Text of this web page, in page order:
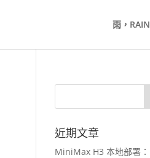
雨，RAIN
近期文章
MiniMax H3 本地部署：